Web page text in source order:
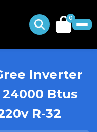
0
Inverter
Btus
R-32